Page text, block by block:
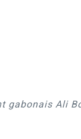
gabonais Ali